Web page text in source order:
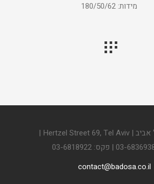
מידות: 180/50/62
הרצל 69 תל אביב | Hertzel Street 69, Tel Aviv |
contact@badosa.co.il